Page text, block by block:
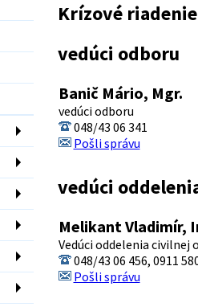
Krízové
vedúci odboru
Banič Mário, Mgr.
vedúci odboru
048/43 06 341
Pošli správu
vedúci
Melikant Vladimír,
Vedúci oddelenia civilnej
048/43 06 456, 0911
Pošli správu